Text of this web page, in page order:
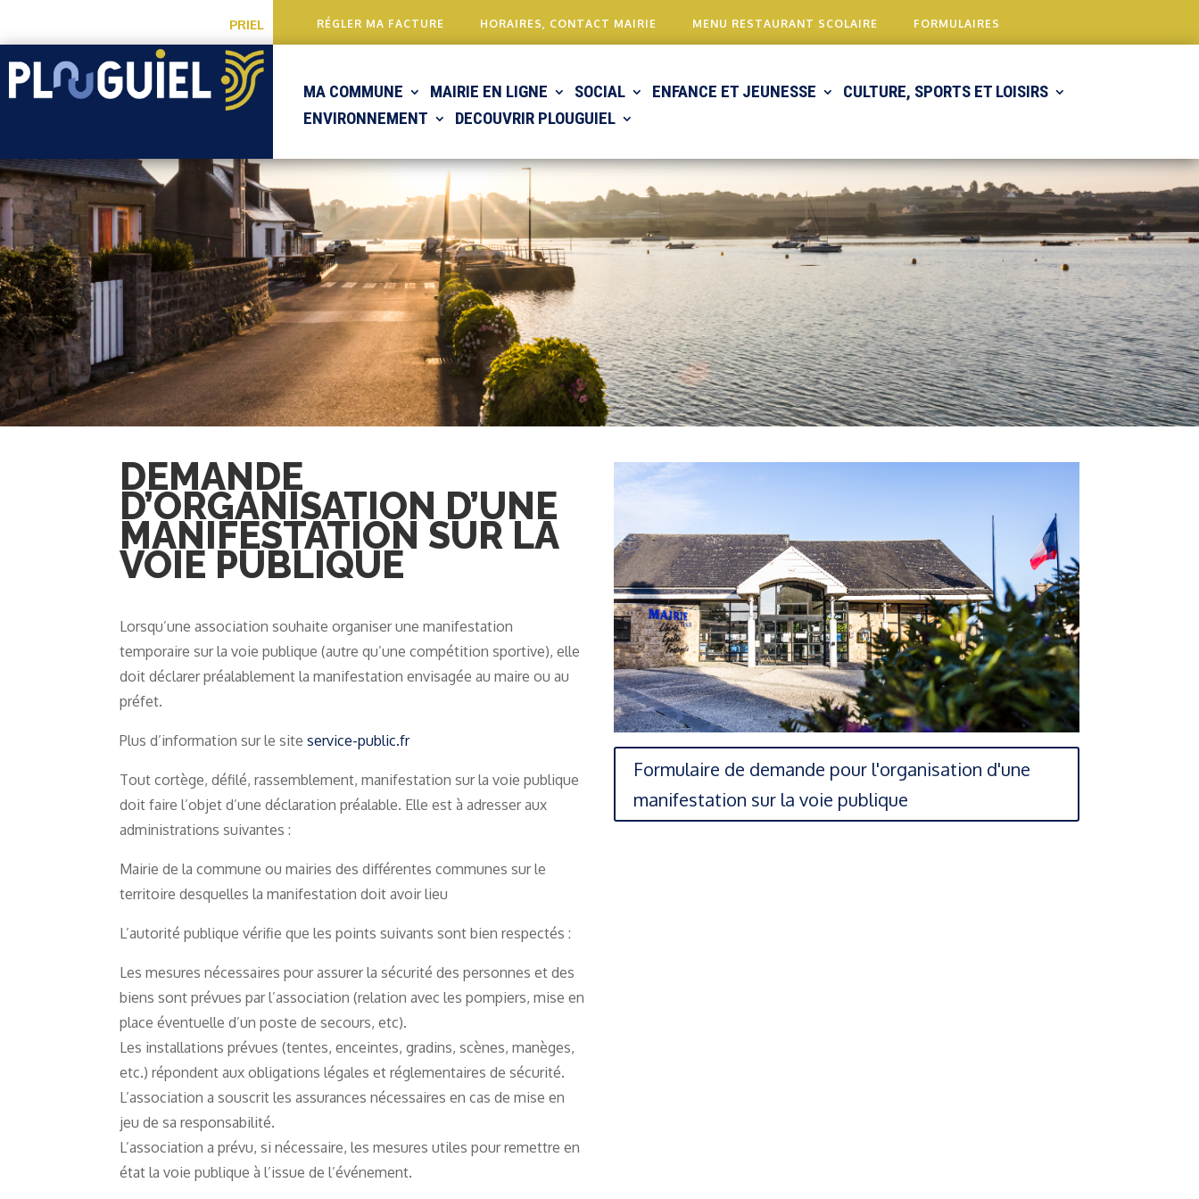
PRIEL RÉGLER MA FACTURE HORAIRES, CONTACT MAIRIE MENU RESTAURANT SCOLAIRE FORMULAIRES
MA COMMUNE MAIRIE EN LIGNE SOCIAL ENFANCE ET JEUNESSE
CULTURE, SPORTS ET LOISIRS
ENVIRONNEMENT
DECOUVRIR PLOUGUIEL
DEMANDE
D’ORGANISATION D’UNE
MANIFESTATION SUR LA
VOIE PUBLIQUE
Lorsqu’une association souhaite organiser une manifestation
temporaire sur la voie publique (autre qu’une compétition sportive), elle
doit déclarer préalablement la manifestation envisagée au maire ou au
préfet.
Plus d’information sur le siteservice-public.fr
Tout cortège, défilé, rassemblement, manifestation sur la voie publique
doit faire l’objet d’une déclaration préalable. Elle est à adresser aux
administrations suivantes :
Mairie de la commune ou mairies des différentes communes sur le
territoire desquelles la manifestation doit avoir lieu
L’autorité publique vérifie que les points suivants sont bien respectés :
Les mesures nécessaires pour assurer la sécurité des personnes et des
biens sont prévues par l’association (relation avec les pompiers, mise en
place éventuelle d’un poste de secours, etc).
Les installations prévues (tentes, enceintes, gradins, scènes, manèges,
etc.) répondent aux obligations légales et réglementaires de sécurité.
L’association a souscrit les assurances nécessaires en cas de mise en
jeu de sa responsabilité.
L’association a prévu, si nécessaire, les mesures utiles pour remettre en
état la voie publique à l’issue de l’événement.
Formulaire de demande pour l'organisation d'une
manifestation sur la voie publique